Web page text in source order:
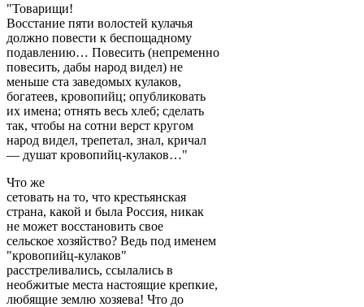
"Товарищи!
Восстание пяти волостей кулачья
должно повести к беспощадному
подавлению… Повесить (непременно
повесить, дабы народ видел) не
меньше ста заведомых кулаков,
богатеев, кровопийц; опубликовать
их имена; отнять весь хлеб; сделать
так, чтобы на сотни верст кругом
народ видел, трепетал, знал, кричал
— душат кровопийц-кулаков…"
Что же
сетовать на то, что крестьянская
страна, какой и была Россия, никак
не может восстановить свое
сельское хозяйство? Ведь под именем
"кровопийц-кулаков"
расстреливались, ссылались в
необжитые места настоящие крепкие,
любящие землю хозяева! Что до